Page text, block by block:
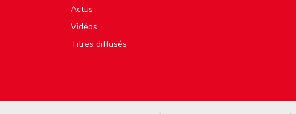
Actus
Vidéos
Titres diffusés